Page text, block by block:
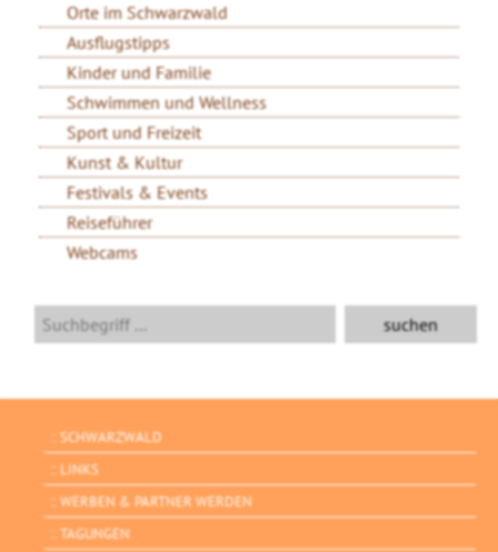
Orte im Schwarzwald
Ausflugstipps
Kinder und Familie
Schwimmen und Wellness
Sport und Freizeit
Kunst & Kultur
Festivals & Events
Reiseführer
Webcams
SCHWARZWALD
LINKS
WERBEN & PARTNER WERDEN
TAGUNGEN